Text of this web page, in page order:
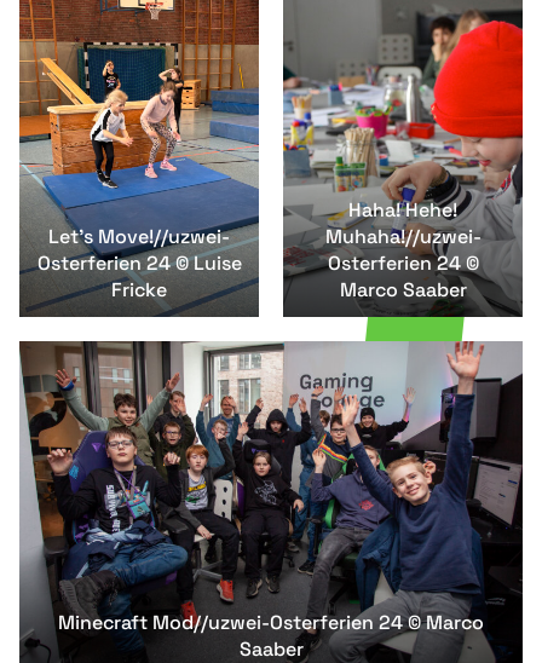
Let's Move!//uzwei-
Osterferien 24 © Luise
Fricke
Haha! Hehe!
Muhaha!//uzwei-
Osterferien 24 ©
Marco Saaber
Minecraft Mod//uzwei-Osterferien 24 © Marco
Saaber